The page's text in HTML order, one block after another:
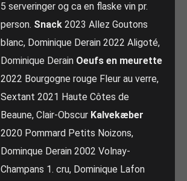
5 serveringer og ca en flaske vin pr.
person. Snack 2023 Allez Goutons
blanc, Dominique Derain 2022 Aligoté,
Dominique Derain Oeufs en meurette
2022 Bourgogne rouge Fleur au verre,
Sextant 2021 Haute Côtes de
Beaune, Clair-Obscur Kalvekæber
2020 Pommard Petits Noizons,
Dominque Derain 2002 Volnay-
Champans 1. cru, Dominique Lafon